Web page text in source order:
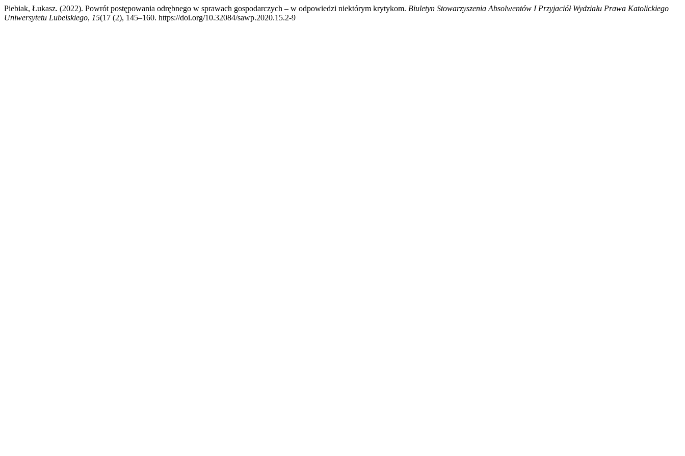
Piebiak, Łukasz. (2022). Powrót postępowania odrębnego w sprawach gospodarczych – w odpowiedzi niektórym krytykom. Biuletyn Stowarzyszenia Absolwentów I Przyjaciół Wydziału Prawa Katolickiego
Uniwersytetu Lubelskiego, 15(17 (2), 145–160. https://doi.org/10.32084/sawp.2020.15.2-9